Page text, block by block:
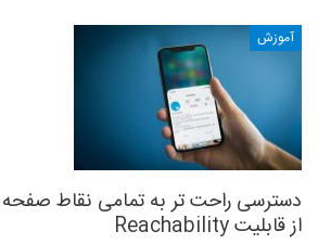
آموزش
دسترسی راحت تر به تمامی نقاط صفحه
از قابلیت Reachability